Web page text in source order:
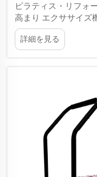
ピラティス・リフォ
高まり エクササイズ
対する消費者の好ま
ットネスを始めよう
なマットピラティス
詳細を見る